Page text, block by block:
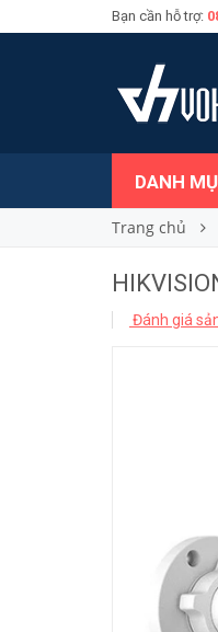
Bạn cần hỗ trợ:
DANH
Trang chủ
Đánh giá